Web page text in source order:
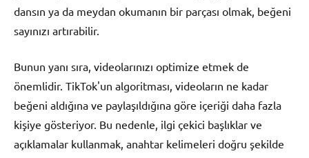
dansın ya da meydan okumanın bir parçası olmak, beğeni
sayınızı artırabilir.
Bunun yanı sıra, videolarınızı optimize etmek de
önemlidir. TikTok'un algoritması, videoların ne kadar
beğeni aldığına ve paylaşıldığına göre içeriği daha fazla
kişiye gösteriyor. Bu nedenle, ilgi çekici başlıklar ve
açıklamalar kullanmak, anahtar kelimeleri doğru şekilde